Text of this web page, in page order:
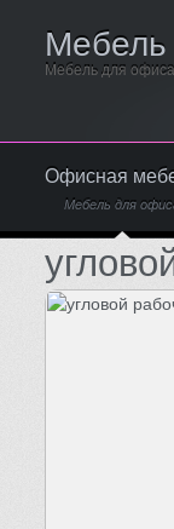
Мебель
Мебель для
Офисная
Мебель для